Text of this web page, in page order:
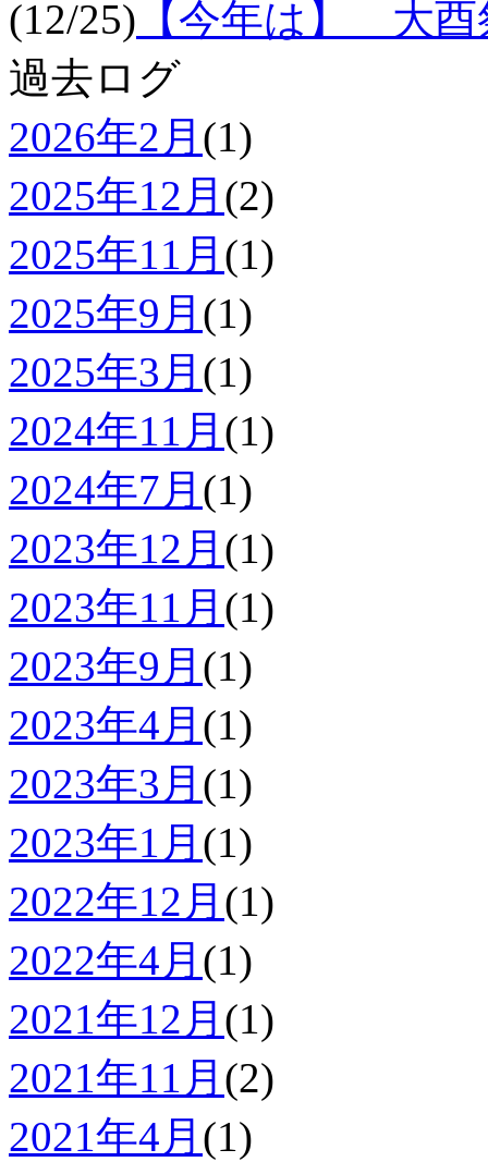
(12/25) 【今年は】 大
過去ログ
2026年2月 (1)
2025年12月 (2)
2025年11月 (1)
2025年9月 (1)
2025年3月 (1)
2024年11月 (1)
2024年7月 (1)
2023年12月 (1)
2023年11月 (1)
2023年9月 (1)
2023年4月 (1)
2023年3月 (1)
2023年1月 (1)
2022年12月 (1)
2022年4月 (1)
2021年12月 (1)
2021年11月 (2)
2021年4月 (1)